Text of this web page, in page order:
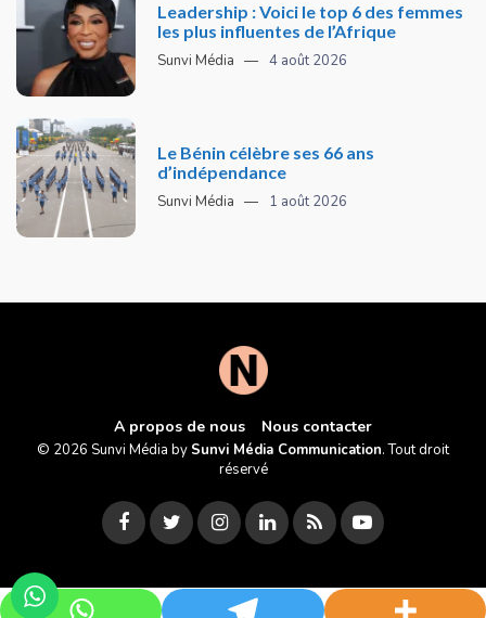
Leadership : Voici le top 6 des femmes
les plus influentes de l’Afrique
Sunvi Média 4 août 2026
Le Bénin célèbre ses 66 ans
d’indépendance
Sunvi Média 1 août 2026
A propos de nous Nous contacter
© 2026 Sunvi Média by Sunvi Média Communication. Tout droit
réservé